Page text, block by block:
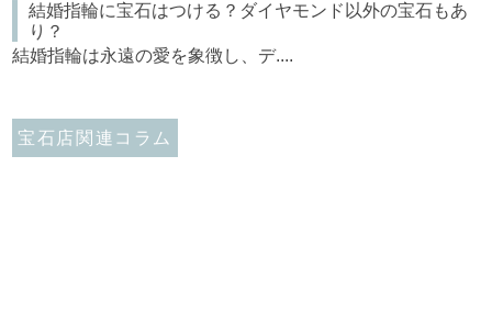
結婚指輪に宝石はつける？ダイヤモンド以外の宝石もあ
り？
結婚指輪は永遠の愛を象徴し、デ....
宝石店関連コラム